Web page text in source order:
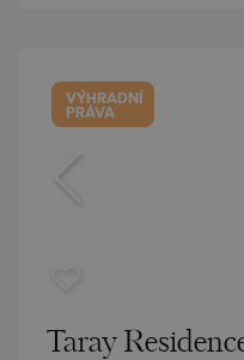
VÝHRADNÍ
PRÁVA
Taray